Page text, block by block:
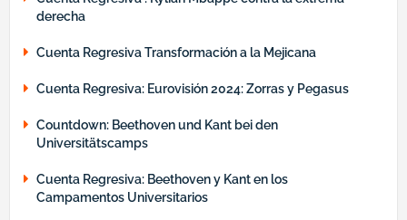
derecha
Cuenta Regresiva Transformación a la Mejicana
Cuenta Regresiva: Eurovisión 2024: Zorras y Pegasus
Countdown: Beethoven und Kant bei den
Universitätscamps
Cuenta Regresiva: Beethoven y Kant en los
Campamentos Universitarios